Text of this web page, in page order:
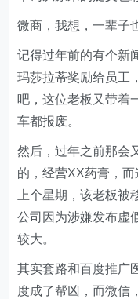
微商，我想，一辈子
记得过年前的有个新
玛莎拉蒂奖励给员工
吧，这位老板又带着
车都报废。
然后，过年之前那会
的，经营XX药膏，而
上个星期，该老板
公司因为涉嫌发布虚
较大。
其实套路和百度推广
度成了帮凶，而微信